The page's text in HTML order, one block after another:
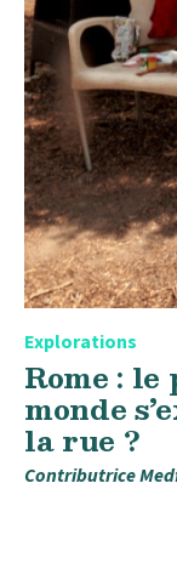
Explorations
Rome :
monde
la rue ?
Contributrice